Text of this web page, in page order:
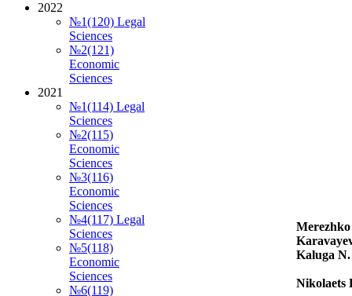
Merezhko
Kaluga N.
Nikolaets
2022
№1(120) Legal
Sciences
№2(121)
Economic
Sciences
2021
№1(114) Legal
Sciences
№2(115)
Economic
Sciences
№3(116)
Economic
Sciences
№4(117) Legal
Sciences
№5(118)
Economic
Sciences
№6(119)